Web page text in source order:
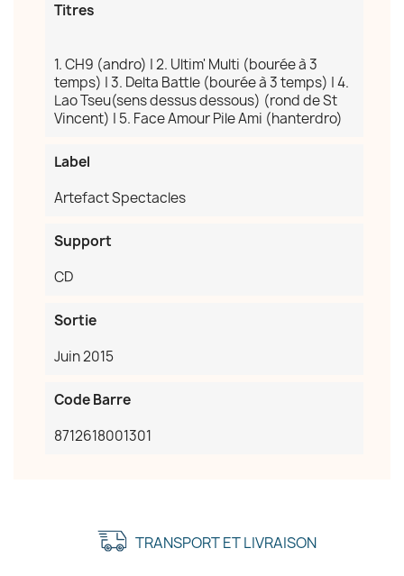
Titres
1. CH9 (andro) | 2. Ultim' Multi (bourée à 3
temps) | 3. Delta Battle (bourée à 3 temps) | 4.
Lao Tseu(sens dessus dessous) (rond de St
Vincent) | 5. Face Amour Pile Ami (hanterdro)
Label
Artefact Spectacles
Support
CD
Sortie
Juin 2015
Code Barre
8712618001301
TRANSPORT ET LIVRAISON